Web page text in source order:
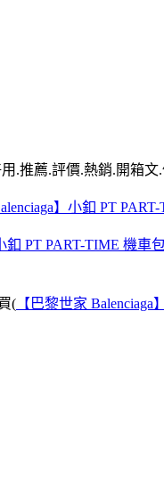
.推薦.評價.熱銷.開箱文
】小釦 PT
釦 PT PART-TIME 機車
( 【巴黎世家